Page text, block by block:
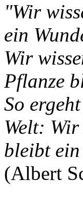
"Wir
ein
Wir
Pflanze
So
Welt:
bleibt
(Albert